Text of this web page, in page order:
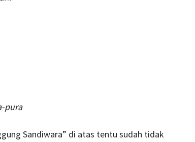
pura
Sandiwara” di atas tentu sudah tidak